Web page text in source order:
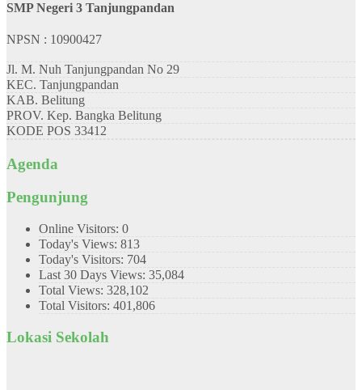
SMP Negeri 3 Tanjungpandan
NPSN : 10900427
Jl. M. Nuh Tanjungpandan No 29
KEC. Tanjungpandan
KAB. Belitung
PROV. Kep. Bangka Belitung
KODE POS 33412
Agenda
Pengunjung
Online Visitors: 0
Today's Views: 813
Today's Visitors: 704
Last 30 Days Views: 35,084
Total Views: 328,102
Total Visitors: 401,806
Lokasi Sekolah